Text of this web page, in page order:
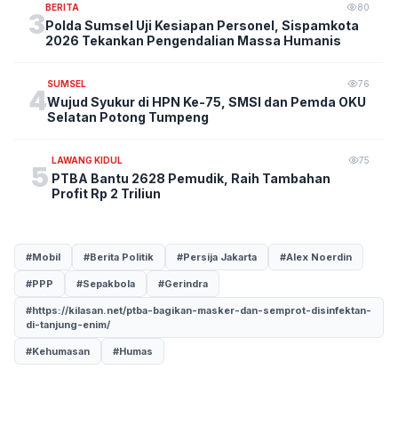
3
BERITA 80
Polda Sumsel Uji Kesiapan Personel, Sispamkota
2026 Tekankan Pengendalian Massa Humanis
4
SUMSEL 76
Wujud Syukur di HPN Ke-75, SMSI dan Pemda OKU
Selatan Potong Tumpeng
5
LAWANG KIDUL 75
PTBA Bantu 2628 Pemudik, Raih Tambahan
Profit Rp 2 Triliun
#Mobil #Berita Politik #Persija Jakarta #Alex Noerdin
#PPP #Sepakbola #Gerindra
#https://kilasan.net/ptba-bagikan-masker-dan-semprot-disinfektan-
di-tanjung-enim/
#Kehumasan #Humas